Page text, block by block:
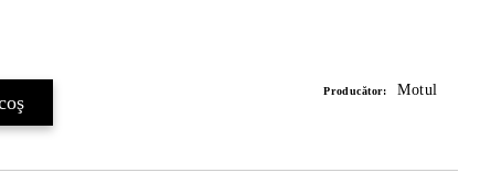
Producător: Motul